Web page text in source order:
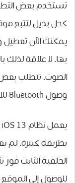
وصول Bluetooth للاتصال بالملحقات مثل Chromecast.
بطريقة كبيرة. لم
الخلفية الثابت فور
للوصول إلى الموقع